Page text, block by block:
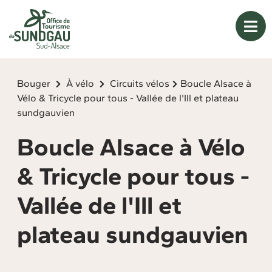
Bouger À vélo Circuits vélos
Boucle Alsace à
Vélo & Tricycle pour tous - Vallée de l'Ill et plateau
sundgauvien
Boucle Alsace à Vélo
& Tricycle pour tous -
Vallée de l'Ill et
plateau sundgauvien
Panneau de gestion des cookies